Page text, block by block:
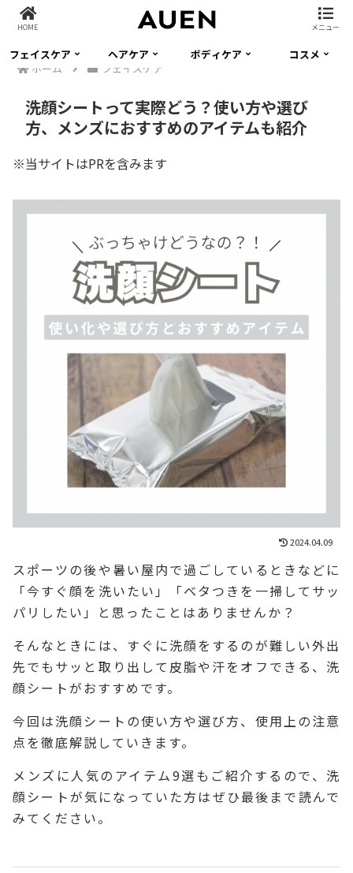
フェイスケア ヘアケア ボディケア
コスメ
ホーム
フェイスケア
洗顔シートって実際どう？使い方や選び
方、メンズにおすすめのアイテムも紹介
※当サイトはPRを含みます
2024.04.09
スポーツの後や暑い屋内で過ごしているときなどに
「今すぐ顔を洗いたい」「ベタつきを一掃してサッ
パリしたい」と思ったことはありませんか？
そんなときには、すぐに洗顔をするのが難しい外出
先でもサッと取り出して皮脂や汗をオフできる、洗
顔シートがおすすめです。
今回は洗顔シートの使い方や選び方、使用上の注意
点を徹底解説していきます。
メンズに人気のアイテム9選もご紹介するので、洗
顔シートが気になっていた方はぜひ最後まで読んで
みてください。
HOME メニュー